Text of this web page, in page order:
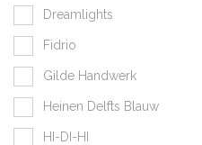
Dreamlights
Fidrio
Gilde Handwerk
Heinen Delfts Blauw
HI-DI-HI